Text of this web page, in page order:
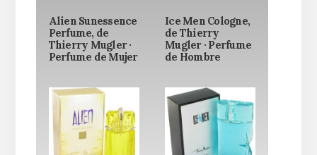
Alien Sunessence
Perfume, de
Thierry Mugler ·
Perfume de Mujer
Ice Men Cologne,
de Thierry
Mugler · Perfume
de Hombre